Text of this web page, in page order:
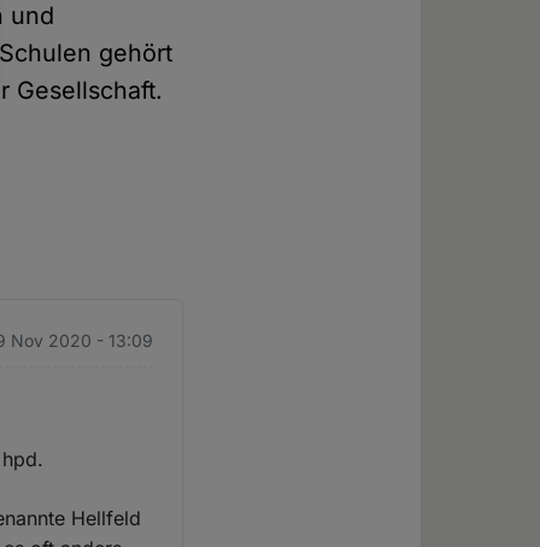
und
gehört
Gesellschaft.
Nov 2020 - 13:09
Hellfeld